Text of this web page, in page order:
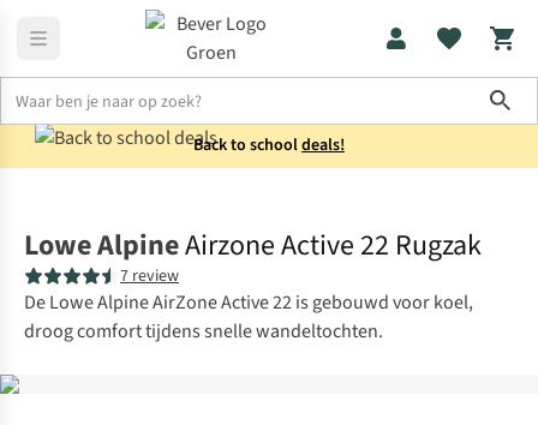
Back to schooldeals!
Lowe AlpineAirzone Active 22 Rugzak
7 review
De Lowe Alpine AirZone Active 22 is gebouwd voor koel,
droog comfort tijdens snelle wandeltochten.